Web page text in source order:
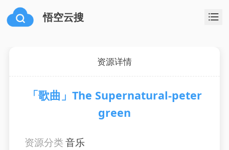
悟空云搜
资源详情
「歌曲」The Supernatural-peter
green
资源分类音乐